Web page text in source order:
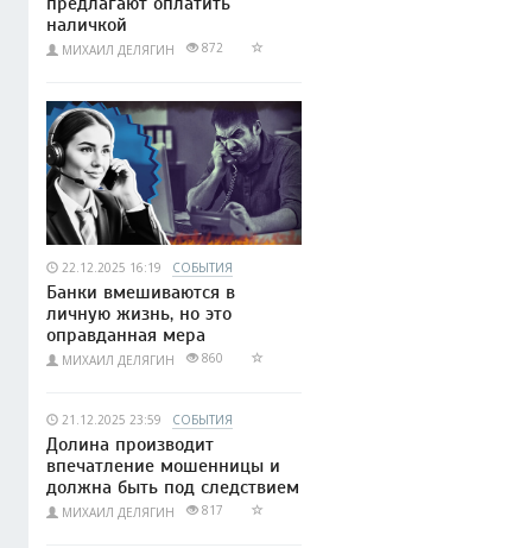
наличкой
МИХАИЛ ДЕЛЯГИН 872
22.12.2025 16:19 СОБЫТИЯ
Банки вмешиваются в
личную жизнь, но это
оправданная мера
МИХАИЛ ДЕЛЯГИН 860
21.12.2025 23:59 СОБЫТИЯ
Долина производит
впечатление мошенницы и
должна быть под следствием
МИХАИЛ ДЕЛЯГИН 817